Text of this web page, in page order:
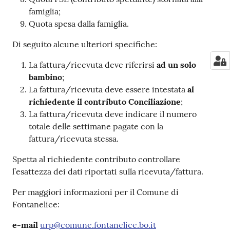
famiglia;
Quota spesa dalla famiglia.
Di seguito alcune ulteriori specifiche:
La fattura/ricevuta deve riferirsi ad un solo
bambino;
La fattura/ricevuta deve essere intestata al
richiedente il contributo Conciliazione;
La fattura/ricevuta deve indicare il numero
totale delle settimane pagate con la
fattura/ricevuta stessa.
Spetta al richiedente contributo controllare
l’esattezza dei dati riportati sulla ricevuta/fattura.
Per maggiori informazioni per il Comune di
Fontanelice:
e-mail urp@comune.fontanelice.bo.it